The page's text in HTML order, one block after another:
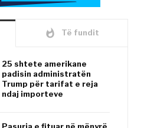
whatshot Të fundit
25 shtete amerikane
padisin administratën
Trump për tarifat e reja
ndaj importeve
Pasuria e fituar në mënyrë